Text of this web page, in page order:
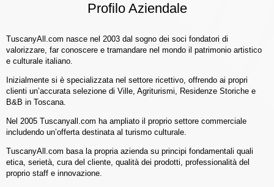
Profilo Aziendale
TuscanyAll.com nasce nel 2003 dal sogno dei soci fondatori di
valorizzare, far conoscere e tramandare nel mondo il patrimonio artistico
e culturale italiano.
Inizialmente si è specializzata nel settore ricettivo, offrendo ai propri
clienti un’accurata selezione di Ville, Agriturismi, Residenze Storiche e
B&B in Toscana.
Nel 2005 Tuscanyall.com ha ampliato il proprio settore commerciale
includendo un’offerta destinata al turismo culturale.
TuscanyAll.com basa la propria azienda su principi fondamentali quali
etica, serietà, cura del cliente, qualità dei prodotti, professionalità del
proprio staff e innovazione.